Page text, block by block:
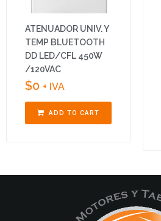
ATENUADOR UNIV. Y
TEMP BLUETOOTH
DD LED/CFL 450W
/120VAC
$0 + IVA
ADD TO CART